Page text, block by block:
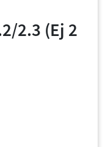
2.3 (Ej 2